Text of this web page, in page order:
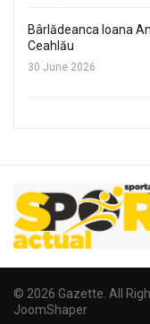
Bârlădeanca Ioana
Ceahlău
30 June 2026
© 2026 Gazette. All
JoomShaper